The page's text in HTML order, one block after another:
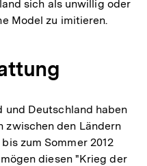
sich als unwillig oder
Model zu imitieren.
und Deutschland haben
zwischen den Ländern
zum Sommer 2012
diesen "Krieg der